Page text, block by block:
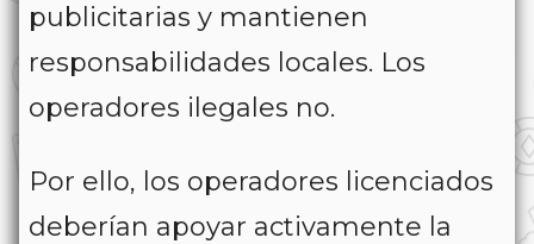
publicitarias y mantienen
responsabilidades locales. Los
operadores ilegales no.
Por ello, los operadores licenciados
deberían apoyar activamente la